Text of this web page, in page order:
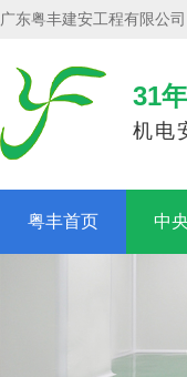
广东粤丰建安工程有限公司
31年
机电
粤丰首页 中